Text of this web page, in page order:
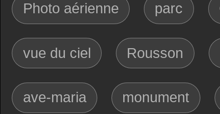
Photo aérienne parc
vue du ciel Rousson
ave-maria monument